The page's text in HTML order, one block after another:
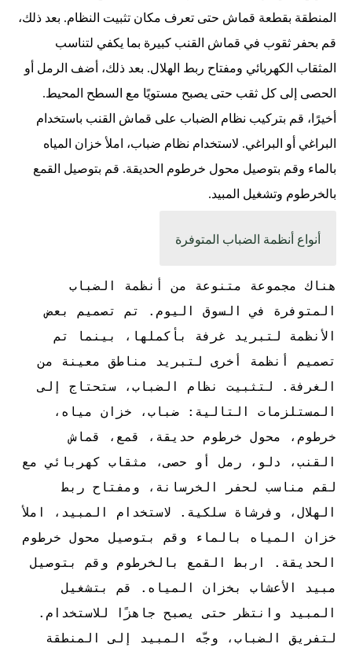
المنطقة بقطعة قماش حتى تعرف مكان تثبيت النظام. بعد ذلك،
قم بحفر ثقوب في قماش القنب كبيرة بما يكفي لتناسب
المثقاب الكهربائي ومفتاح ربط الهلال. بعد ذلك، أضف الرمل أو
الحصى إلى كل ثقب حتى يصبح مستويًا مع السطح المحيط.
أخيرًا، قم بتركيب نظام الضباب على قماش القنب باستخدام
البراغي أو البراغي. لاستخدام نظام ضباب، املأ خزان المياه
بالماء وقم بتوصيل محول خرطوم الحديقة. قم بتوصيل القمع
بالخرطوم وتشغيل المبيد.
أنواع أنظمة الضباب المتوفرة
هناك مجموعة متنوعة من أنظمة الضباب
المتوفرة في السوق اليوم. تم تصميم بعض
الأنظمة لتبريد غرفة بأكملها، بينما تم
تصميم أنظمة أخرى لتبريد مناطق معينة من
الغرفة. لتثبيت نظام الضباب، ستحتاج إلى
المستلزمات التالية: ضباب، خزان مياه،
خرطوم، محول خرطوم حديقة، قمع، قماش
القنب، دلو، رمل أو حصى، مثقاب كهربائي مع
لقم مناسب لحفر الخرسانة، ومفتاح ربط
الهلال، وفرشاة سلكية. لاستخدام المبيد، املأ
خزان المياه بالماء وقم بتوصيل محول خرطوم
الحديقة. اربط القمع بالخرطوم وقم بتوصيل
مبيد الأعشاب بخزان المياه. قم بتشغيل
المبيد وانتظر حتى يصبح جاهزًا للاستخدام.
لتفريق الضباب، وجّه المبيد إلى المنطقة